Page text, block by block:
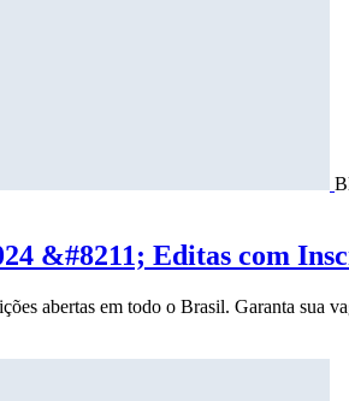
&#8211; Editas com
abertas em todo o Brasil. Garanta sua